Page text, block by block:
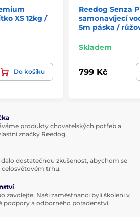
XS 12kg /
Do košíku
Reedog Senza
samonavíjecí
5m páska /
Skladem
799 Kč
produkty chovatelských potřeb a
značky Reedog.
dostatečnou zkušenost, abychom se
trhu.
zavolejte. Naši zaměstnanci byli školeni v
podpory a odborného poradenství.